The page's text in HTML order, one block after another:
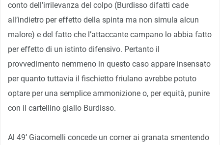
conto dell’irrilevanza del colpo (Burdisso difatti cade
all’indietro per effetto della spinta ma non simula alcun
malore) e del fatto che l’attaccante campano lo abbia fatto
per effetto di un istinto difensivo. Pertanto il
provvedimento nemmeno in questo caso appare insensato
per quanto tuttavia il fischietto friulano avrebbe potuto
optare per una semplice ammonizione o, per equità, punire
con il cartellino giallo Burdisso.
Al 49’ Giacomelli concede un corner ai granata smentendo